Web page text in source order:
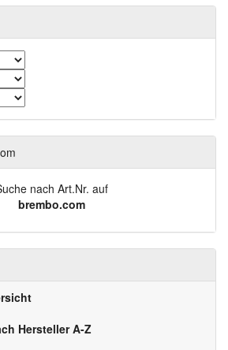
nach Art.Nr. auf
brembo.com
Hersteller A-Z